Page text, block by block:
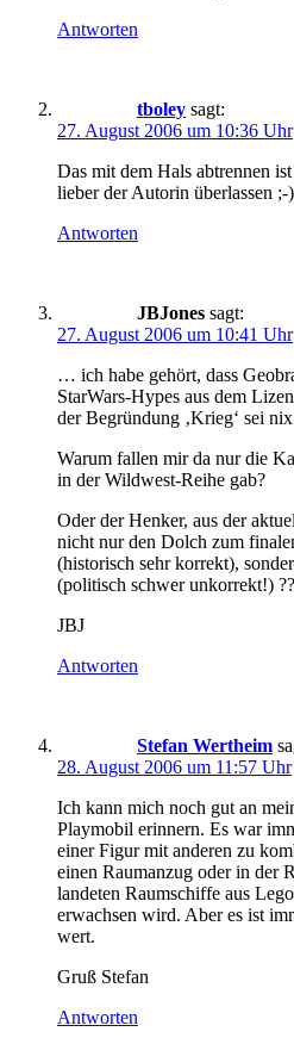
Antworten
tboley sagt:
27. August 2006 um 10:36 Uhr
Das mit dem Hals abtrennen
lieber der Autorin überlassen ;-)
Antworten
JBJones sagt:
27. August 2006 um 10:41 Uhr
… ich habe gehört, dass
StarWars-Hypes aus dem
der Begründung ‚Krieg‘ sei
Warum fallen mir da nur die
in der Wildwest-Reihe gab?
Oder der Henker, aus der
nicht nur den Dolch zum
(historisch sehr korrekt),
(politisch schwer unkorrekt!)
JBJ
Antworten
Stefan Wertheim
28. August 2006 um 11:57 Uhr
Ich kann mich noch gut an
Playmobil erinnern. Es war
einer Figur mit anderen zu
einen Raumanzug oder in der
landeten Raumschiffe aus
erwachsen wird. Aber es ist
wert.
Gruß Stefan
Antworten